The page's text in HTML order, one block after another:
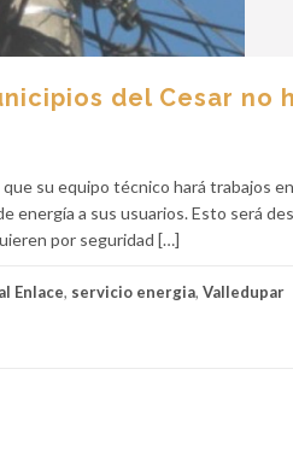
del Cesar no
su equipo técnico hará trabajos
energía a sus usuarios. Esto será
por seguridad […]
Enlace, servicio energia, Valledupar